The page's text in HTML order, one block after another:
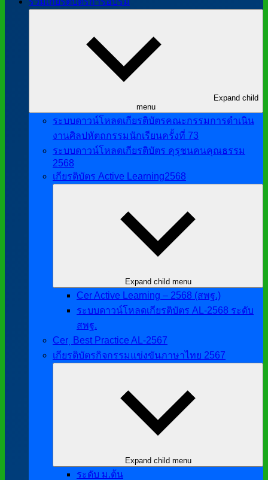
Expand child
menu
ระบบดาวน์โหลดเกียรติบัตรคณะกรรมการดำเนิน
งานศิลปหัตถกรรมนักเรียนครั้งที่ 73
ระบบดาวน์โหลดเกียรติบัตร คุรุชนคนคุณธรรม
2568
เกียรติบัตร Active Learning2568
Expand child menu
Cer Active Learning – 2568 (สพฐ.)
ระบบดาวน์โหลดเกียรติบัตร AL-2568 ระดับ
สพฐ.
Cer ฺ Best Practice AL-2567
เกียรติบัตรกิจกรรมแข่งขันภาษาไทย 2567
Expand child menu
ระดับ ม.ต้น